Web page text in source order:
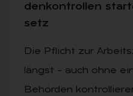
den­kon­trol­len
setz
Die Pflicht zur
längst – auch ohne
Behörden